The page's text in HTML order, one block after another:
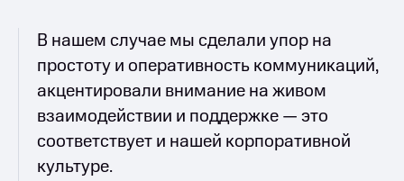
В нашем случае мы сделали упор на
простоту и оперативность коммуникаций,
акцентировали внимание на живом
взаимодействии и поддержке — это
соответствует и нашей корпоративной
культуре.